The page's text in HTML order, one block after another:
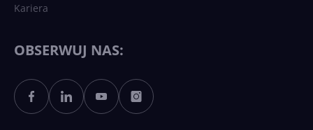
Sztuczna inteligencja po
polsku. Dość barier
Kariera
OBSERWUJ NAS: